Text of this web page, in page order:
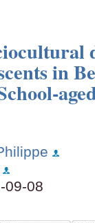
in
09-08